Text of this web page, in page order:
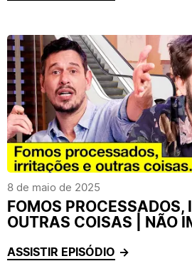
8 de maio de 2025
FOMOS PROCESSADOS,
OUTRAS COISAS | NÃO
ASSISTIR EPISÓDIO